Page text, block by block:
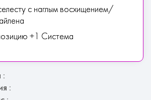
с наглым восхищением/
+1 Система
:
: